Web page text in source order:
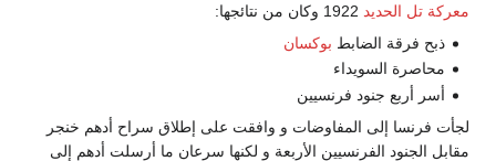
معركة تل الحديد
ذبح فرقة الضابط بوكسان
محاصرة السويداء
أسر أربع جنود فرنسيين
لجأت فرنسا إلى المفاوضات و وافقت على إطلاق سراح أدهم خنجر
مقابل الجنود الفرنسيين الأربعة و لكنها سرعان ما أرسلت أدهم إلى